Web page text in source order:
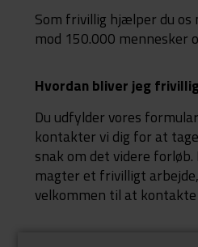
Som frivillig hjælper du
mod 150.000 mennesker
Hvordan bliver jeg
Du udfylder vores
kontakter vi dig for at
snak om det videre forløb.
magter et frivilligt
velkommen til at